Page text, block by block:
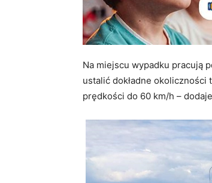
Na miejscu wypadku pracują
ustalić dokładne
prędkości do 60 km/h –